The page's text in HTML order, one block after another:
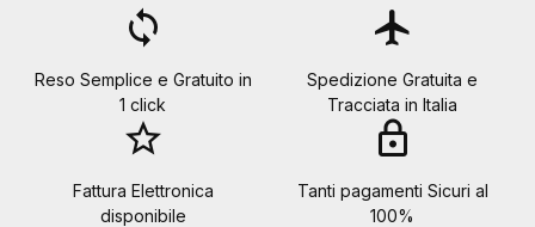
loop
Reso Semplice e Gratuito in
1 click
flight
Spedizione Gratuita e
Tracciata in Italia
star_border
Fattura Elettronica
disponibile
lock
Tanti pagamenti Sicuri al
100%